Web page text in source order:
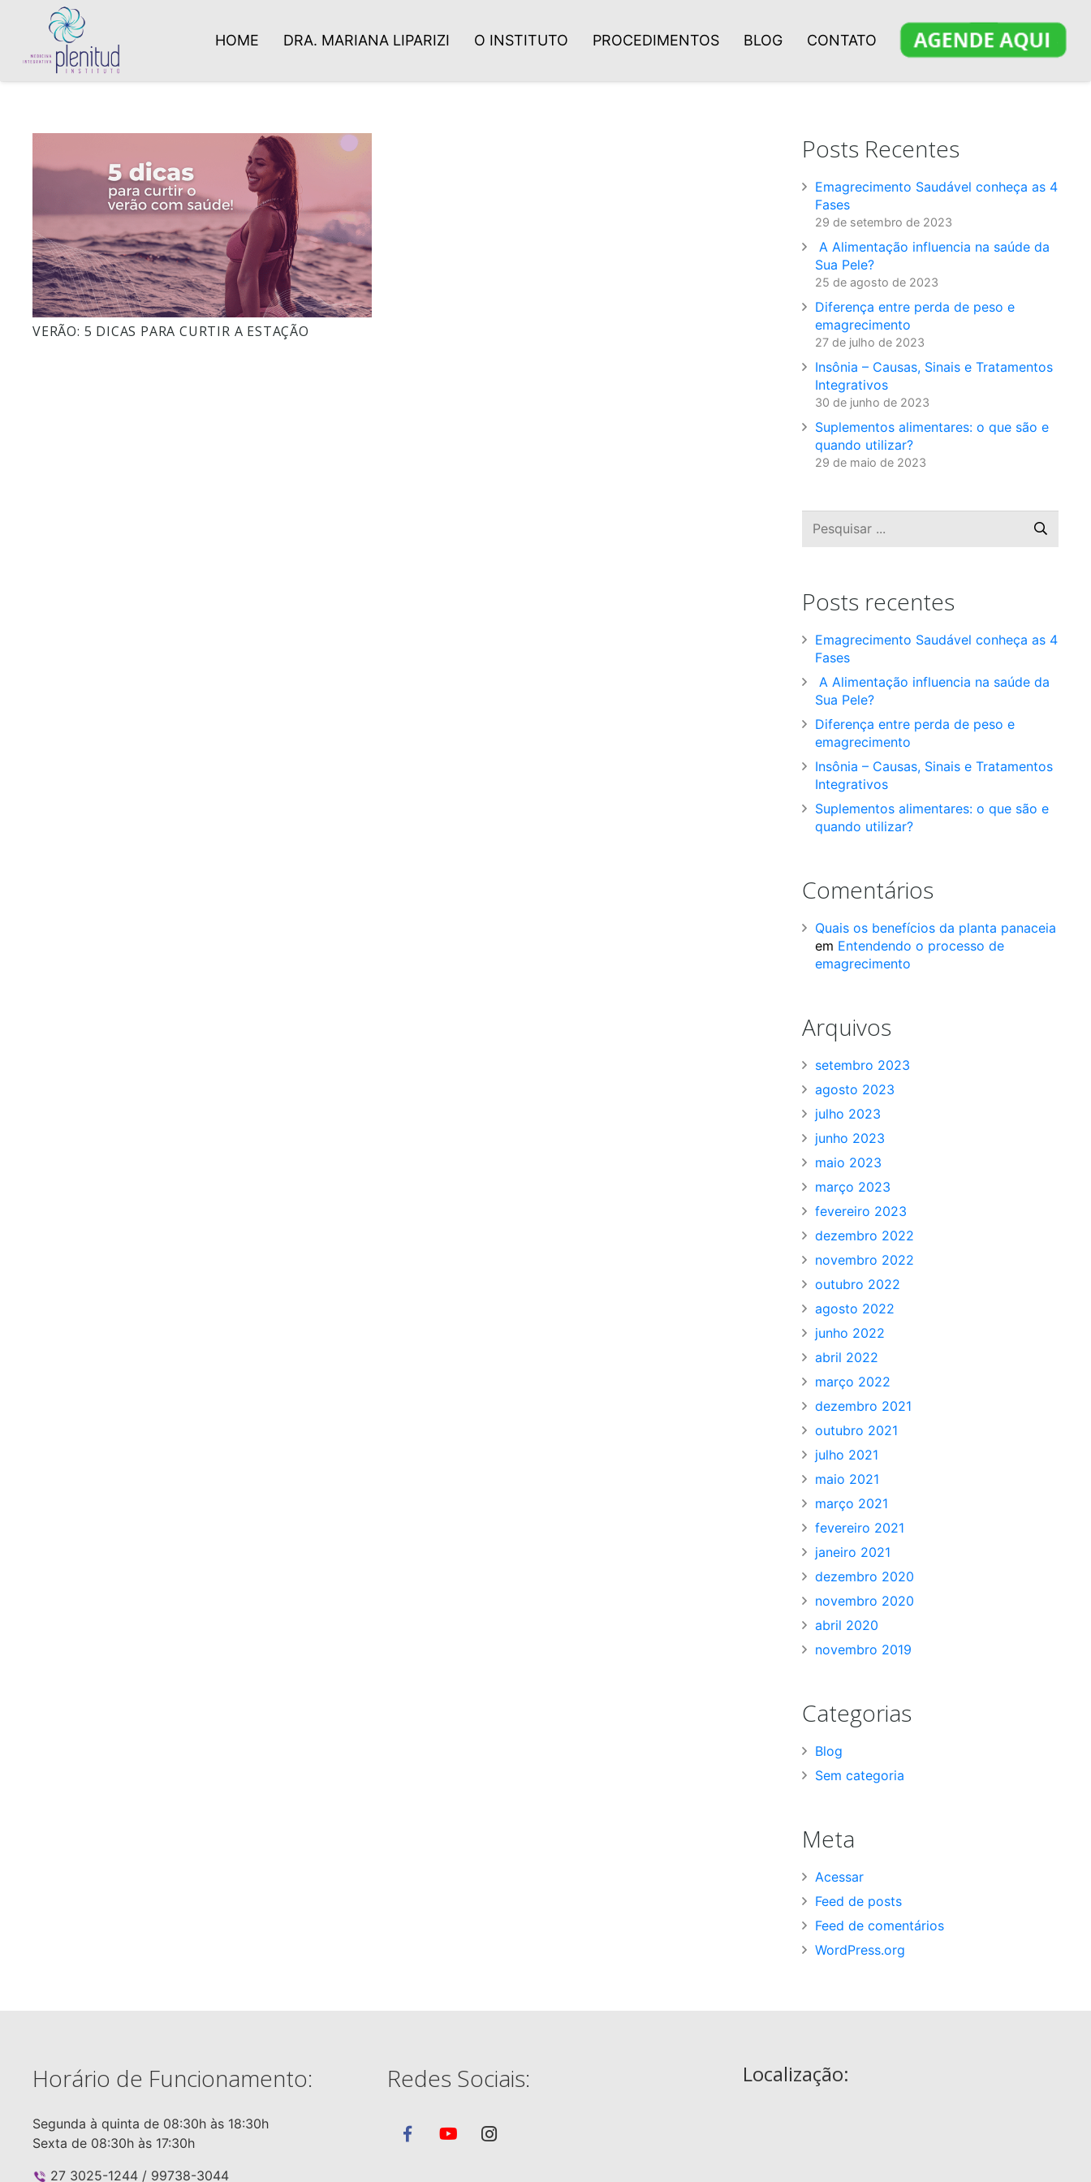
HOME DRA. MARIANA LIPARIZI O INSTITUTO PROCEDIMENTOS BLOG CONTATO
VERÃO: 5 DICAS PARA CURTIR A ESTAÇÃO
Posts Recentes
Emagrecimento Saudável conheça as 4
Fases
29 de setembro de 2023
A Alimentação influencia na saúde da
Sua Pele?
25 de agosto de 2023
Diferença entre perda de peso e
emagrecimento
27 de julho de 2023
Insônia – Causas, Sinais e Tratamentos
Integrativos
30 de junho de 2023
Suplementos alimentares: o que são e
quando utilizar?
29 de maio de 2023
Posts recentes
Emagrecimento Saudável conheça as 4
Fases
A Alimentação influencia na saúde da
Sua Pele?
Diferença entre perda de peso e
emagrecimento
Insônia – Causas, Sinais e Tratamentos
Integrativos
Suplementos alimentares: o que são e
quando utilizar?
Comentários
Quais os benefícios da planta panaceia
em Entendendo o processo de
emagrecimento
Arquivos
setembro 2023
agosto 2023
julho 2023
junho 2023
maio 2023
março 2023
fevereiro 2023
dezembro 2022
novembro 2022
outubro 2022
agosto 2022
junho 2022
abril 2022
março 2022
dezembro 2021
outubro 2021
julho 2021
maio 2021
março 2021
fevereiro 2021
janeiro 2021
dezembro 2020
novembro 2020
abril 2020
novembro 2019
Categorias
Blog
Sem categoria
Meta
Acessar
Feed de posts
Feed de comentários
WordPress.org
Horário de Funcionamento:
Segunda à quinta de 08:30h às 18:30h
Sexta de 08:30h às 17:30h
27 3025-1244 / 99738-3044
Redes Sociais: Localização: